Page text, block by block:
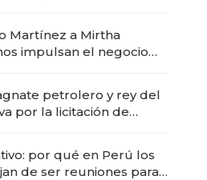
Martínez a Mirtha
impulsan el negocio
petrolero y rey del
por la licitación de
por qué en Perú los
de ser reuniones para